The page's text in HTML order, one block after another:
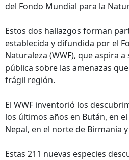
del Fondo Mundial para la
Estos dos hallazgos forman
establecida y difundida por el
Naturaleza (WWF), que aspira
pública sobre las amenazas
frágil región.
El WWF inventorió los
los últimos años en Bután, en
Nepal, en el norte de Birmania
Estas 211 nuevas especies